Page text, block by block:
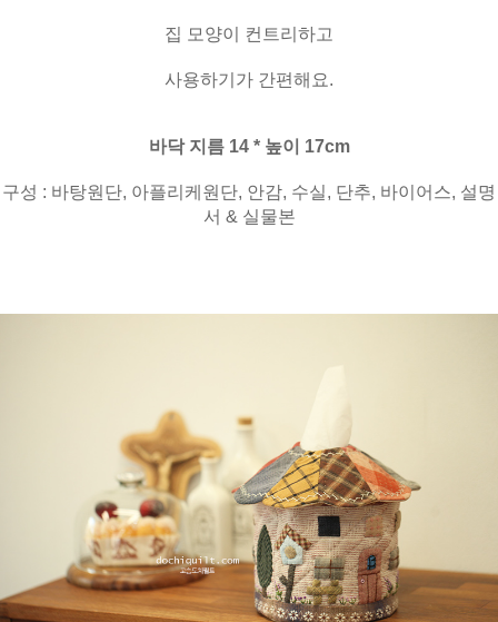
집 모양이 컨트리하고
사용하기가 간편해요.
바닥 지름 14 * 높이 17cm
구성 : 바탕원단, 아플리케원단, 안감, 수실, 단추, 바이어스, 설명
서 & 실물본